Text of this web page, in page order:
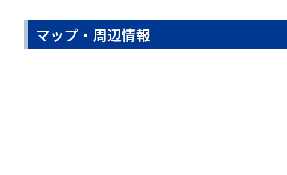
マップ・周辺情報